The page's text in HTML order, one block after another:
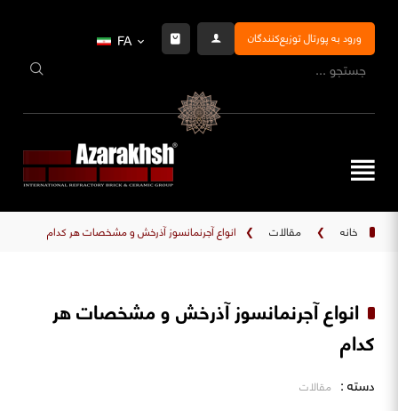
ورود به پورتال توزیع‌کنندگان FA
خانه ❯ مقالات ❯ انواع آجرنمانسوز آذرخش و مشخصات هر کدام
انواع آجرنمانسوز آذرخش و مشخصات هر
کدام
دسته : مقالات